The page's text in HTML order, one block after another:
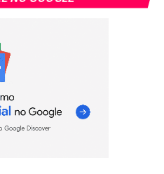
Reddit
GOLL4 IBOV